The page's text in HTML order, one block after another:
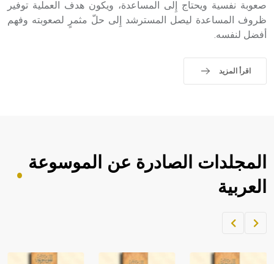
صعوبة نفسية ويحتاج إِلى المساعدة، ويكون هدف العملية توفير
ظروف المساعدة ليصل المسترشد إِلى حلّ مثمرٍ لصعوبته وفهم
أفضل لنفسه.
اقرأ المزيد
المجلدات الصادرة عن الموسوعة
العربية